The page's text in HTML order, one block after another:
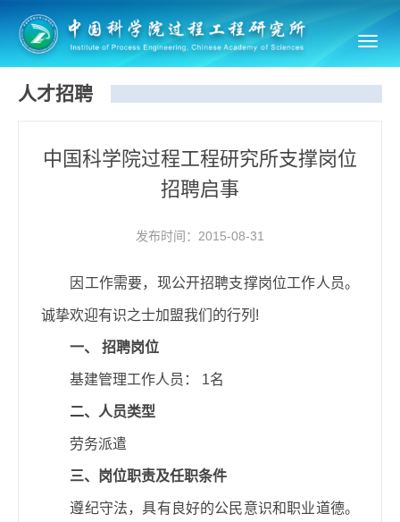
人才招聘
中国科学院过程工程研究所支撑岗位
招聘启事
发布时间：2015-08-31
因工作需要，现公开招聘支撑岗位工作人员。
诚挚欢迎有识之士加盟我们的行列 !
一、 招聘岗位
基建管理工作人员： 1名
二、人员类型
劳务派遣
三、岗位职责及任职条件
遵纪守法，具有良好的公民意识和职业道德。